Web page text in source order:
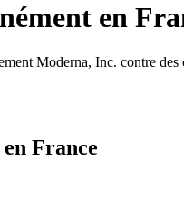
en
Moderna, Inc. contre
France